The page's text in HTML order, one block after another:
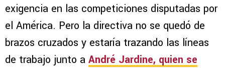
exigencia en las competiciones disputadas por
el América. Pero la directiva no se quedó de
brazos cruzados y estaría trazando las líneas
de trabajo junto a André Jardine, quien se